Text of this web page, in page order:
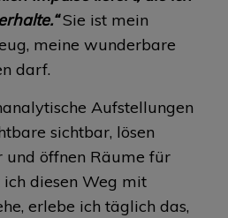
Sie ist mein
meine wunderbare
darf.
Aufstellungen
sichtbar, lösen
und öffnen Räume für
diesen Weg mit
erlebe ich täglich das,